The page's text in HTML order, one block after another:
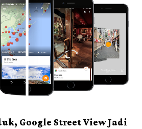
Google Street View Jadi